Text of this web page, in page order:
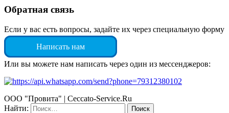
Обратная связь
Если у вас есть вопросы, задайте их через специальную форму
Написать нам
Или вы можете нам написать через один из мессенджеров:
ООО "Провита" | Ceccato-Service.Ru
Найти: